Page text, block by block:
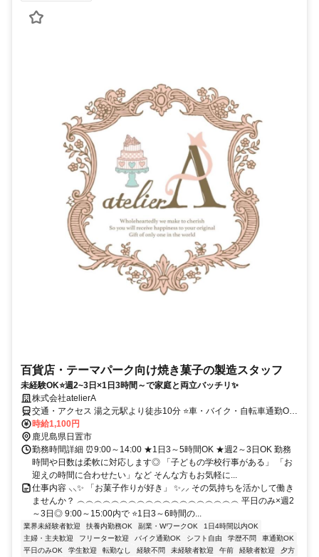
百貨店・テーマパーク向け焼き菓子の製造スタッフ
未経験OK⭐週2~3日×1日3時間～で家庭と両立バッチリ✨
株式会社atelierA
交通・アクセス 湯之元駅より徒歩10分 ⭐車・バイク・自転車通勤OK
⭐駐車場完備 ⭐交通費規定支給
時給1,100円
鹿児島県日置市
勤務時間詳細 ⏰9:00～14:00 ★1日3～5時間OK ★週2～3日OK 勤務
時間や日数は柔軟に対応します◎ 「子どもの学校行事がある」 「お
迎えの時間に合わせたい」など そんな方もお気軽に...
仕事内容 ⸜⸜✨ 「お菓子作りが好き」 ✨⸝⸝ その気持ちを活かして働き
ませんか？ ︵︵︵︵︵︵︵︵︵︵︵︵︵︵︵︵︵︵︵ 平日のみ×週2
～3日◎ 9:00～15:00内で ⭐1日3～6時間の...
業界未経験者歓迎 扶養内勤務OK 副業・WワークOK
1日4時間以内OK
主婦・主夫歓迎
フリーター歓迎 バイク通勤OK シフト自由 学歴不問
車通勤OK
平日のみOK
学生歓迎 転勤なし 経験不問 未経験者歓迎 午前 経験者歓迎
夕方